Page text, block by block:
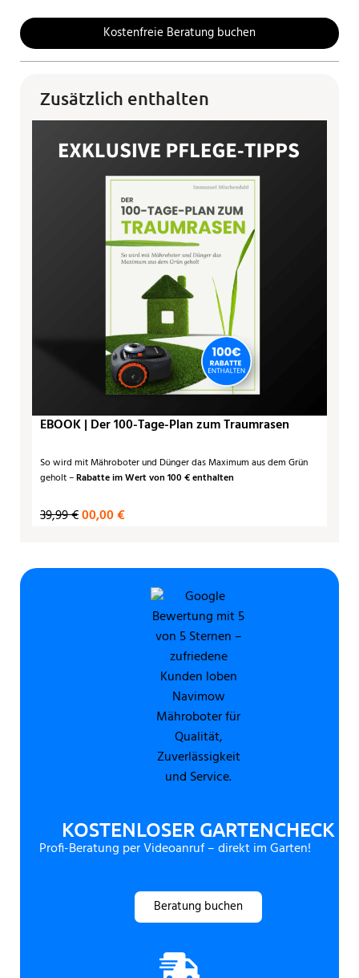
Kostenfreie Beratung buchen
Zusätzlich enthalten
EBOOK | Der 100-Tage-Plan zum Traumrasen
So wird mit Mähroboter und Dünger das Maximum aus dem Grün
geholt –Rabatte im Wert von 100 € enthalten
39,99 €00,00 €
KOSTENLOSER GARTENCHECK
Profi-Beratung per Videoanruf – direkt im Garten!
Beratung buchen